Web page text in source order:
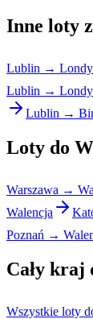
Inne loty
Lublin →
Lublin →
Lublin →
Loty do
Warszawa →
Walencja
Poznań →
Cały kraj
Wszystkie loty